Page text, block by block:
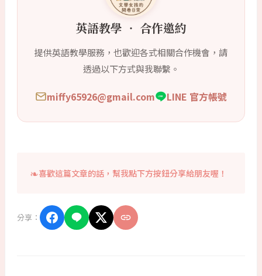
英語教學 ‧ 合作邀約
提供英語教學服務，也歡迎各式相關合作機會，請
透過以下方式與我聯繫。
miffy65926@gmail.com LINE 官方帳號
喜歡這篇文章的話，幫我點下方按鈕分享給朋友喔！
分享：